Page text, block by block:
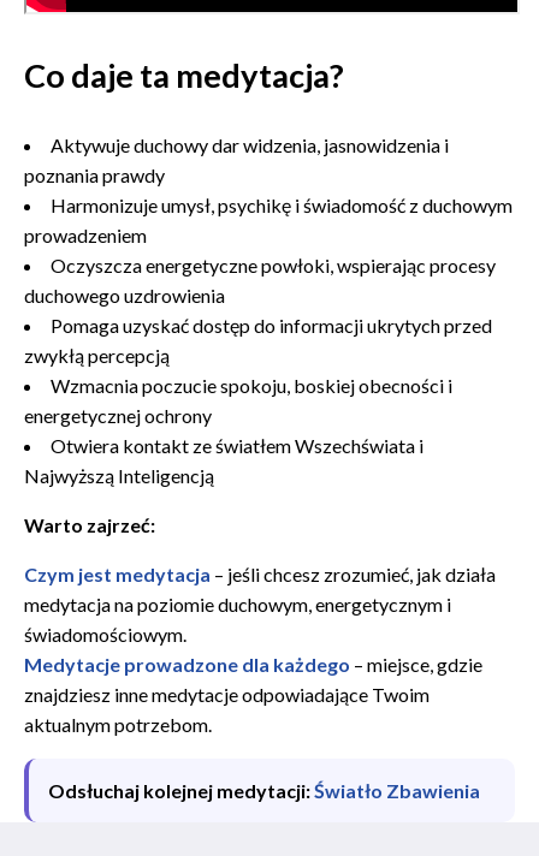
Co daje ta medytacja?
Aktywuje duchowy dar widzenia, jasnowidzenia i
poznania prawdy
Harmonizuje umysł, psychikę i świadomość z duchowym
prowadzeniem
Oczyszcza energetyczne powłoki, wspierając procesy
duchowego uzdrowienia
Pomaga uzyskać dostęp do informacji ukrytych przed
zwykłą percepcją
Wzmacnia poczucie spokoju, boskiej obecności i
energetycznej ochrony
Otwiera kontakt ze światłem Wszechświata i
Najwyższą Inteligencją
Warto zajrzeć:
Czym jest medytacja – jeśli chcesz zrozumieć, jak działa
medytacja na poziomie duchowym, energetycznym i
świadomościowym.
Medytacje prowadzone dla każdego – miejsce, gdzie
znajdziesz inne medytacje odpowiadające Twoim
aktualnym potrzebom.
Odsłuchaj kolejnej medytacji:Światło Zbawienia